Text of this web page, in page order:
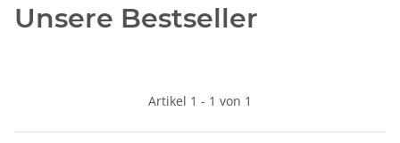
Unsere Bestseller
Artikel 1 - 1 von 1